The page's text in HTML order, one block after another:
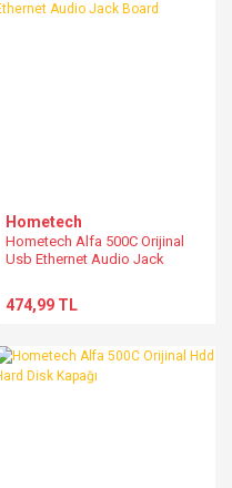
Hometech
Hometech Alfa 500C Orijinal
Usb Ethernet Audio Jack
474,99 TL